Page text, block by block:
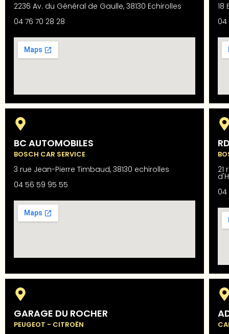
2236 Av. du Général de Gaulle, 38130 Echirolles
04 76 70 28 28
18
04
BC AUTOMOBILES
BOSCH CAR SERVICE
3 rue Jean-Pierre Timbaud, 38130 echirolles
04 56 59 95 55
21
04
GARAGE DU ROCHER
PEUGEOT - CITROËN